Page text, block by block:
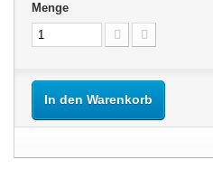
Menge
In den Warenkorb